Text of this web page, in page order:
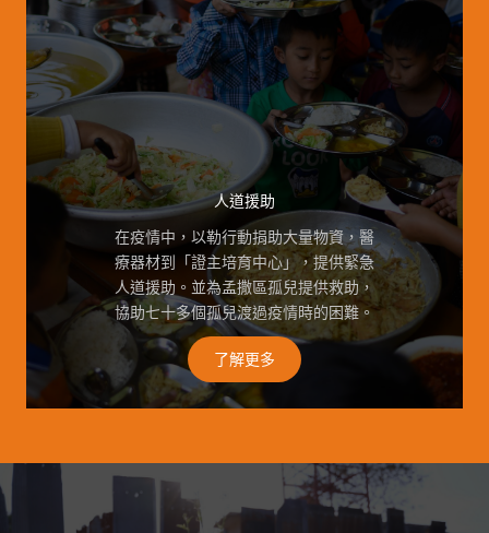
人道援助
在疫情中，以勒行動捐助大量物資，醫
療器材到「證主培育中心」，提供緊急
人道援助。並為孟撒區孤兒提供救助，
協助七十多個孤兒渡過疫情時的困難。
了解更多